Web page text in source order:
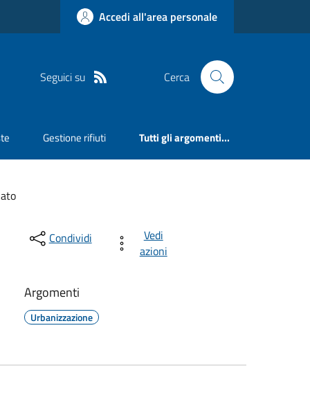
Accedi all'area personale
Seguici su Cerca
Gestione rifiuti Tutti gli argomenti...
Condividi
Vedi
azioni
Argomenti
Urbanizzazione